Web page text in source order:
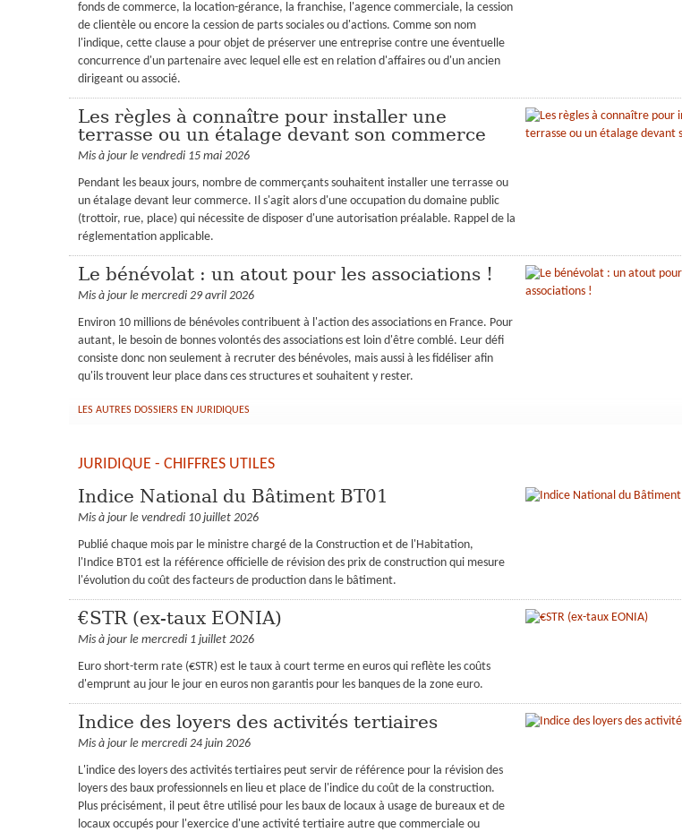
fonds de commerce, la location-gérance, la franchise, l'agence commerciale, la cession
de clientèle ou encore la cession de parts sociales ou d'actions. Comme son nom
l'indique, cette clause a pour objet de préserver une entreprise contre une éventuelle
concurrence d'un partenaire avec lequel elle est en relation d'affaires ou d'un ancien
dirigeant ou associé.
Les règles à connaître pour installer une
terrasse ou un étalage devant son commerce
Mis à jour le vendredi 15 mai 2026
Pendant les beaux jours, nombre de commerçants souhaitent installer une terrasse ou
un étalage devant leur commerce. Il s'agit alors d'une occupation du domaine public
(trottoir, rue, place) qui nécessite de disposer d'une autorisation préalable. Rappel de la
réglementation applicable.
Le bénévolat : un atout pour les associations !
Mis à jour le mercredi 29 avril 2026
Environ 10 millions de bénévoles contribuent à l'action des associations en France. Pour
autant, le besoin de bonnes volontés des associations est loin d'être comblé. Leur défi
consiste donc non seulement à recruter des bénévoles, mais aussi à les fidéliser afin
qu'ils trouvent leur place dans ces structures et souhaitent y rester.
LES AUTRES DOSSIERS EN JURIDIQUES
JURIDIQUE - CHIFFRES UTILES
Indice National du Bâtiment BT01
Mis à jour le vendredi 10 juillet 2026
Publié chaque mois par le ministre chargé de la Construction et de l'Habitation,
l'Indice BT01 est la référence officielle de révision des prix de construction qui mesure
l'évolution du coût des facteurs de production dans le bâtiment.
€STR (ex-taux EONIA)
Mis à jour le mercredi 1 juillet 2026
Euro short-term rate (€STR) est le taux à court terme en euros qui reflète les coûts
d'emprunt au jour le jour en euros non garantis pour les banques de la zone euro.
Indice des loyers des activités tertiaires
Mis à jour le mercredi 24 juin 2026
L'indice des loyers des activités tertiaires peut servir de référence pour la révision des
loyers des baux professionnels en lieu et place de l'indice du coût de la construction.
Plus précisément, il peut être utilisé pour les baux de locaux à usage de bureaux et de
locaux occupés pour l'exercice d'une activité tertiaire autre que commerciale ou